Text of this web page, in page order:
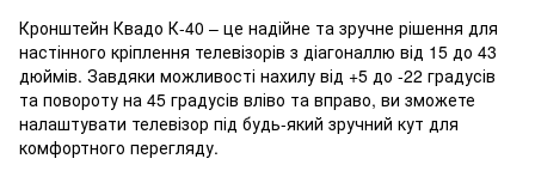
Кронштейн Квадо К-40 – це надійне та зручне рішення для
настінного кріплення телевізорів з діагоналлю від 15 до 43
дюймів. Завдяки можливості нахилу від +5 до -22 градусів
та повороту на 45 градусів вліво та вправо, ви зможете
налаштувати телевізор під будь-який зручний кут для
комфортного перегляду.